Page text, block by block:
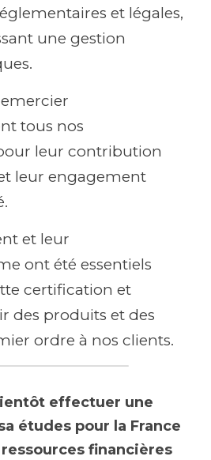
et légales,
une gestion
tous nos
leur contribution
leur engagement
et leur
ont été essentiels
certification et
des produits et des
ordre à nos clients.
effectuer une
études pour la France
financières